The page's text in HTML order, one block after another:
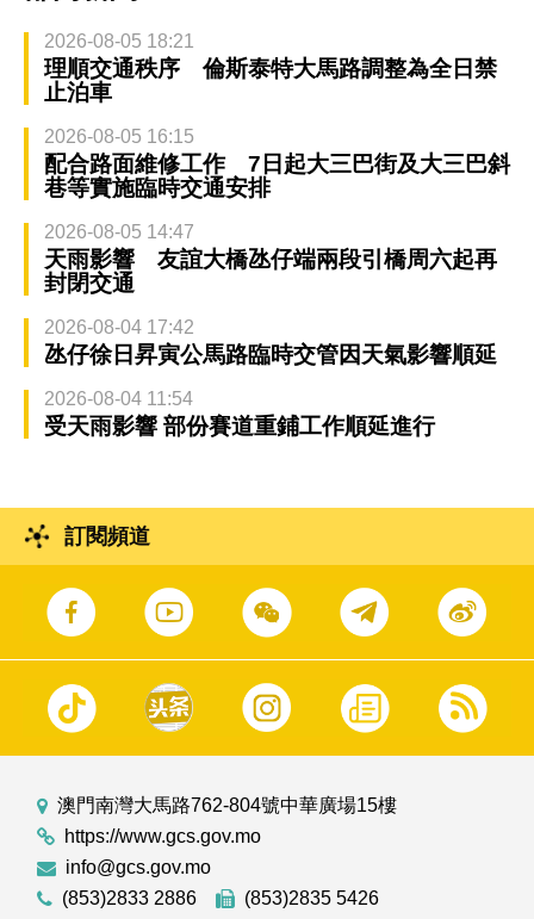
2026-08-05 18:21
理順交通秩序 倫斯泰特大馬路調整為全日禁
止泊車
2026-08-05 16:15
配合路面維修工作 7日起大三巴街及大三巴斜
巷等實施臨時交通安排
2026-08-05 14:47
天雨影響 友誼大橋氹仔端兩段引橋周六起再
封閉交通
2026-08-04 17:42
氹仔徐日昇寅公馬路臨時交管因天氣影響順延
2026-08-04 11:54
受天雨影響 部份賽道重鋪工作順延進行
訂閱頻道
澳門南灣大馬路762-804號中華廣場15樓
https://www.gcs.gov.mo
info@gcs.gov.mo
(853)2833 2886
(853)2835 5426